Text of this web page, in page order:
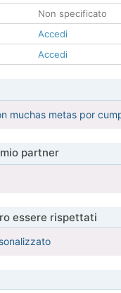
Non specificato
Accedi
Accedi
muchas metas por
partner
essere rispettati